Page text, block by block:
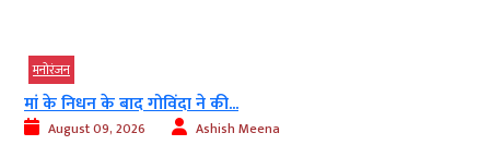
मनोरंजन
मां के निधन के बाद गोविंदा ने की...
August 09, 2026 Ashish Meena